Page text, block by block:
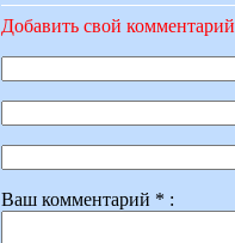
Добавить свой комментарий
Ваш комментарий * :